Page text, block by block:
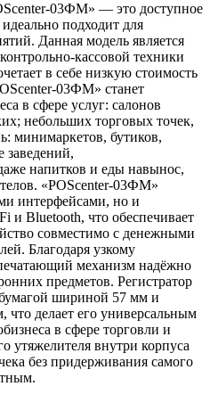
03ФМ» — это доступное
подходит для
Данная модель является
кассовой техники
в себе низкую стоимость
03ФМ» станет
в сфере услуг: салонов
небольших торговых точек,
минимаркетов, бутиков,
заведений,
напитков и еды навынос,
«POScenter-03ФМ»
интерфейсами, но и
и Bluetooth, что обеспечивает
совместимо с денежными
Благодаря узкому
механизм надёжно
предметов. Регистратор
шириной 57 мм и
делает его универсальным
в сфере торговли и
утяжелителя внутри корпуса
без придерживания самого